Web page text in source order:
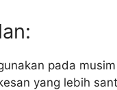
pada
yang lebih